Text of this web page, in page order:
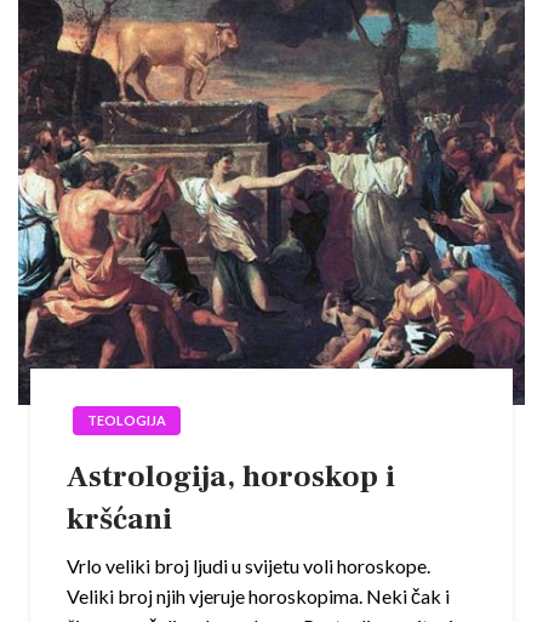
TEOLOGIJA
Astrologija, horoskop i
kršćani
Vrlo veliki broj ljudi u svijetu voli horoskope.
Veliki broj njih vjeruje horoskopima. Neki čak i